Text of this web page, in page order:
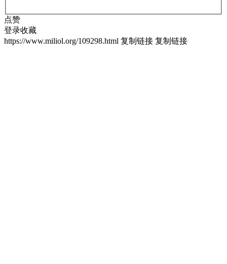
点赞
登录收藏
https://www.miliol.org/109298.html 复制链接 复制链接